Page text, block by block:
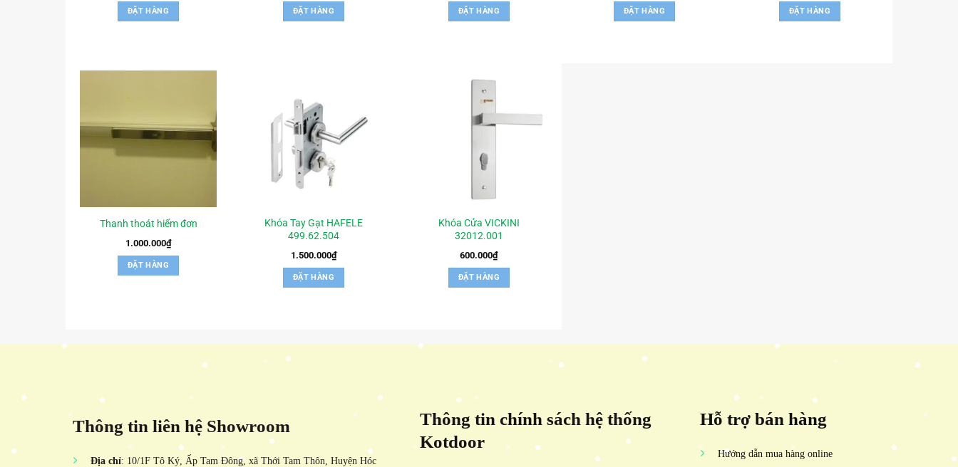
ĐẶT HÀNG ĐẶT HÀNG ĐẶT HÀNG ĐẶT HÀNG ĐẶT HÀNG
Thanh thoát hiểm đơn
1.000.000₫
ĐẶT HÀNG
Khóa Tay Gạt HAFELE
499.62.504
1.500.000₫
ĐẶT HÀNG
Khóa Cửa VICKINI
32012.001
600.000₫
ĐẶT HÀNG
Thông tin liên hệ Showroom
Địa chỉ: 10/1F Tô Ký, Ấp Tam Đông, xã Thới Tam Thôn, Huyện Hóc
Thông tin chính sách hệ thống
Kotdoor
Hỗ trợ bán hàng
Hướng dẫn mua hàng online